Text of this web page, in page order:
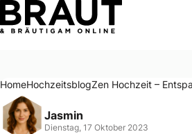
Zen Hochzeit – Entspannt heiraten
HomeHochzeitsblogZen Hochzeit –
Jasmin
Dienstag, 17 Oktober 2023